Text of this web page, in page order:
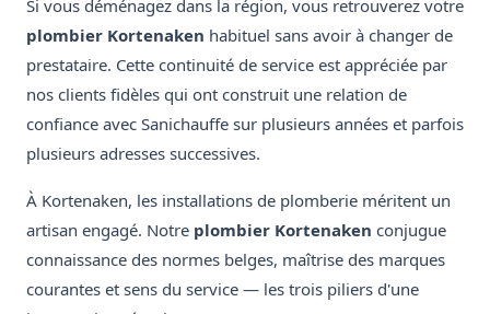
Si vous déménagez dans la région, vous retrouverez votre
plombier Kortenaken habituel sans avoir à changer de
prestataire. Cette continuité de service est appréciée par
nos clients fidèles qui ont construit une relation de
confiance avec Sanichauffe sur plusieurs années et parfois
plusieurs adresses successives.
À Kortenaken, les installations de plomberie méritent un
artisan engagé. Notre plombier Kortenaken conjugue
connaissance des normes belges, maîtrise des marques
courantes et sens du service — les trois piliers d'une